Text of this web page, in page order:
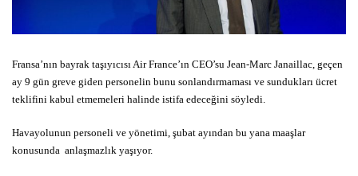
Fransa’nın bayrak taşıyıcısı Air France’ın CEO’su Jean-Marc Janaillac, geçen
ay 9 gün greve giden personelin bunu sonlandırmaması ve sundukları ücret
teklifini kabul etmemeleri halinde istifa edeceğini söyledi.
Havayolunun personeli ve yönetimi, şubat ayından bu yana maaşlar
konusunda anlaşmazlık yaşıyor.